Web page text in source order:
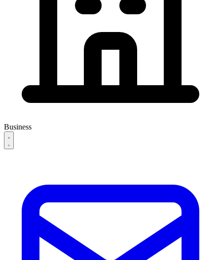
Business